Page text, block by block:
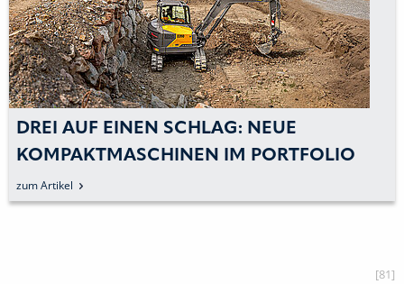
DREI AUF EINEN SCHLAG: NEUE
KOMPAKTMASCHINEN IM PORTFOLIO
zum Artikel
[81]